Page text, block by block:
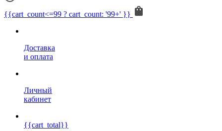
{{cart_count<=99 ? cart_count: '99+' }}
Доставка
и оплата
Личный
кабинет
{{cart_total}}